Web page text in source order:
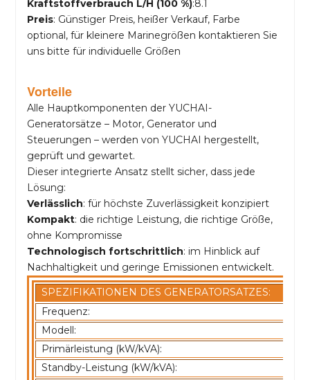
Kraftstoffverbrauch L/H (100 %):8.1
Preis: Günstiger Preis, heißer Verkauf, Farbe
optional, für kleinere Marinegrößen kontaktieren Sie
uns bitte für individuelle Größen
Vorteile
Alle Hauptkomponenten der YUCHAI-
Generatorsätze – Motor, Generator und
Steuerungen – werden von YUCHAI hergestellt,
geprüft und gewartet.
Dieser integrierte Ansatz stellt sicher, dass jede
Lösung:
Verlässlich: für höchste Zuverlässigkeit konzipiert
Kompakt: die richtige Leistung, die richtige Größe,
ohne Kompromisse
Technologisch fortschrittlich: im Hinblick auf
Nachhaltigkeit und geringe Emissionen entwickelt.
SPEZIFIKATIONEN DES GENERATORSATZES:
Frequenz:
Modell:
Primärleistung (kW/kVA):
Standby-Leistung (kW/kVA):